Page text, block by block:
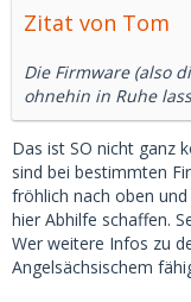
Zitat von Tom
Die Firmware (also
ohnehin in Ruhe
Das ist SO nicht ganz
sind bei bestimmten
fröhlich nach oben
hier Abhilfe schaffen.
Wer weitere Infos zu
Angelsächsischem